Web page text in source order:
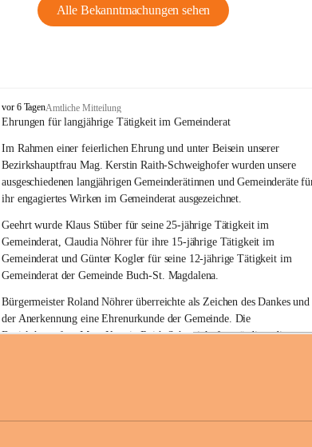
Alle Bekanntmachungen sehen
B
u
h
-
S
t
M
a
g
d
a
l
e
n
a
vor 6 TagenAmtliche Mitteilung
Ehrungen für langjährige Tätigkeit im Gemeinderat
Im Rahmen einer feierlichen Ehrung und unter Beisein unserer
Bezirkshauptfrau Mag. Kerstin Raith-Schweighofer wurden unsere
ausgeschiedenen langjährigen Gemeinderätinnen und Gemeinderäte
ihr engagiertes Wirken im Gemeinderat ausgezeichnet.
Geehrt wurde Klaus Stüber für seine 25-jährige Tätigkeit im
Gemeinderat, Claudia Nöhrer für ihre 15-jährige Tätigkeit im
Gemeinderat und Günter Kogler für seine 12-jährige Tätigkeit im
Gemeinderat der Gemeinde Buch-St. Magdalena.
Bürgermeister Roland Nöhrer überreichte als Zeichen des Dankes und
der Anerkennung eine Ehrenurkunde der Gemeinde. Die
Bezirkshauptfrau Mag. Kerstin Raith-Schweighofer würdigte die
+6